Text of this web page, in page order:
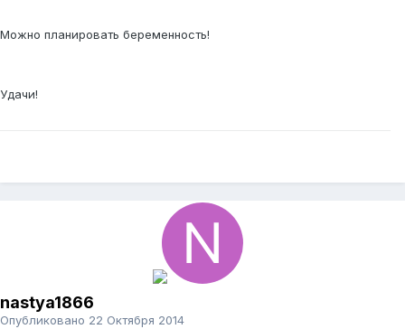
Можно планировать беременность!
Удачи!
nastya1866
Опубликовано 22 Октября 2014